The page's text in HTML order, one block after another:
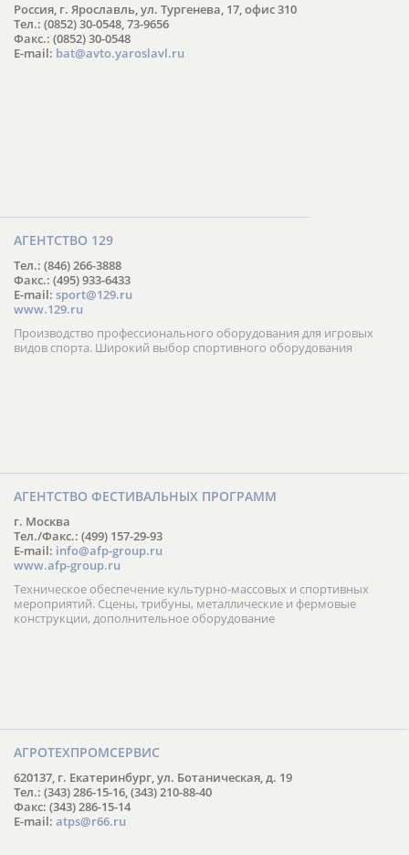
Россия, г. Ярославль, ул. Тургенева, 17, офис 310
Тел.: (0852) 30-0548, 73-9656
Факс.: (0852) 30-0548
E-mail: bat@avto.yaroslavl.ru
АГЕНТСТВО 129
Тел.: (846) 266-3888
Факс.: (495) 933-6433
E-mail: sport@129.ru
www.129.ru
Производство профессионального оборудования для игровых
видов спорта. Широкий выбор спортивного оборудования
АГЕНТСТВО ФЕСТИВАЛЬНЫХ ПРОГРАММ
г. Москва
Тел./Факс.: (499) 157-29-93
E-mail: info@afp-group.ru
www.afp-group.ru
Техническое обеспечение культурно-массовых и спортивных
мероприятий. Сцены, трибуны, металлические и фермовые
конструкции, дополнительное оборудование
АГРОТЕХПРОМСЕРВИС
620137, г. Екатеринбург, ул. Ботаническая, д. 19
Тел.: (343) 286-15-16, (343) 210-88-40
Факс: (343) 286-15-14
E-mail: atps@r66.ru